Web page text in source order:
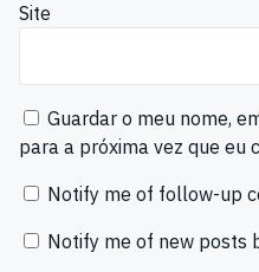
Site
Guardar o meu nome,
para a próxima vez que eu
Notify me of follow-up
Notify me of new posts